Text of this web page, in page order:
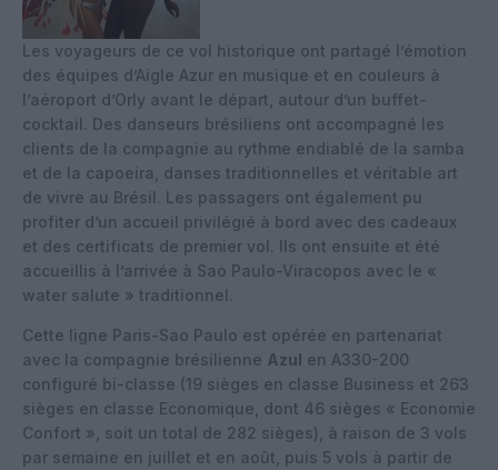
Les voyageurs de ce vol historique ont partagé l’émotion
des équipes d’Aigle Azur en musique et en couleurs à
l’aéroport d’Orly avant le départ, autour d’un buffet-
cocktail. Des danseurs brésiliens ont accompagné les
clients de la compagnie au rythme endiablé de la samba
et de la capoeira, danses traditionnelles et véritable art
de vivre au Brésil. Les passagers ont également pu
profiter d’un accueil privilégié à bord avec des cadeaux
et des certificats de premier vol. Ils ont ensuite et été
accueillis à l’arrivée à Sao Paulo-Viracopos avec le «
water salute » traditionnel.
Cette ligne Paris-Sao Paulo est opérée en partenariat
avec la compagnie brésilienne Azul en A330-200
configuré bi-classe (19 sièges en classe Business et 263
sièges en classe Economique, dont 46 sièges « Economie
Confort », soit un total de 282 sièges), à raison de 3 vols
par semaine en juillet et en août, puis 5 vols à partir de